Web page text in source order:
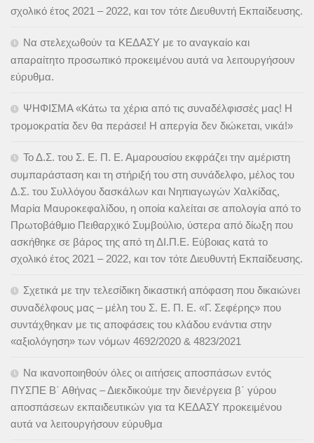
σχολικό έτος 2021 – 2022, και τον τότε Διευθυντή Εκπαίδευσης.
Να στελεχωθούν τα ΚΕΔΑΣΥ με το αναγκαίο και
απαραίτητο προσωπικό προκειμένου αυτά να λειτουργήσουν
εύρυθμα.
ΨΗΦΙΣΜΑ «Κάτω τα χέρια από τις συναδέλφισσές μας! Η
τρομοκρατία δεν θα περάσει! Η απεργία δεν διώκεται, νικά!»
Το Δ.Σ. του Σ. Ε. Π. Ε. Αμαρουσίου εκφράζει την αμέριστη
συμπαράσταση και τη στήριξή του στη συνάδελφο, μέλος του
Δ.Σ. του Συλλόγου δασκάλων και Νηπιαγωγών Χαλκίδας,
Μαρία Μαυροκεφαλίδου, η οποία καλείται σε απολογία από το
Πρωτοβάθμιο Πειθαρχικό Συμβούλιο, ύστερα από δίωξη που
ασκήθηκε σε βάρος της από τη ΔΙ.Π.Ε. Εύβοιας κατά το
σχολικό έτος 2021 – 2022, και τον τότε Διευθυντή Εκπαίδευσης.
Σχετικά με την τελεσίδικη δικαστική απόφαση που δικαιώνει
συναδέλφους μας – μέλη του Σ. Ε. Π. Ε. «Γ. Σεφέρης» που
συντάχθηκαν με τις αποφάσεις του κλάδου ενάντια στην
«αξιολόγηση» των νόμων 4692/2020 & 4823/2021
Να ικανοποιηθούν όλες οι αιτήσεις αποσπάσων εντός
ΠΥΣΠΕ Β΄ Αθήνας – Διεκδικούμε την διενέργεια β΄ γύρου
αποσπάσεων εκπαιδευτικών για τα ΚΕΔΑΣΥ προκειμένου
αυτά να λειτουργήσουν εύρυθμα